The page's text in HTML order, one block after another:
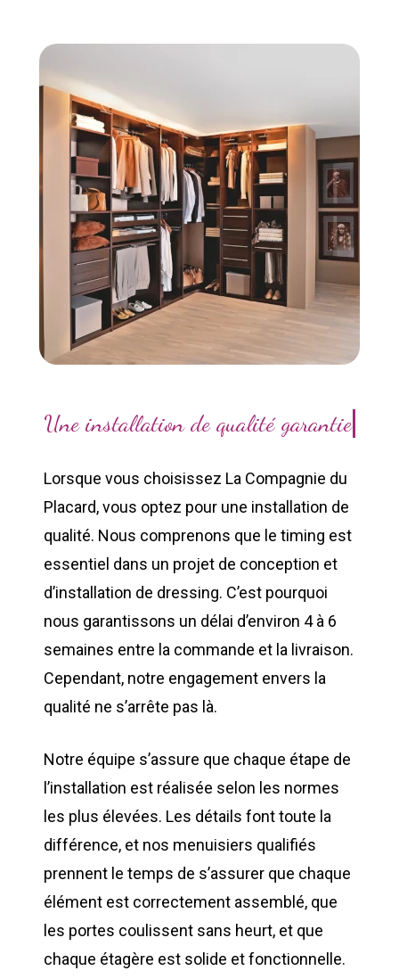
Une installation de qualité garantie
Lorsque vous choisissez La Compagnie du
Placard, vous optez pour une installation de
qualité. Nous comprenons que le timing est
essentiel dans un projet de conception et
d’installation de dressing. C’est pourquoi
nous garantissons un délai d’environ 4 à 6
semaines entre la commande et la livraison.
Cependant, notre engagement envers la
qualité ne s’arrête pas là.
Notre équipe s’assure que chaque étape de
l’installation est réalisée selon les normes
les plus élevées. Les détails font toute la
différence, et nos menuisiers qualifiés
prennent le temps de s’assurer que chaque
élément est correctement assemblé, que
les portes coulissent sans heurt, et que
chaque étagère est solide et fonctionnelle.